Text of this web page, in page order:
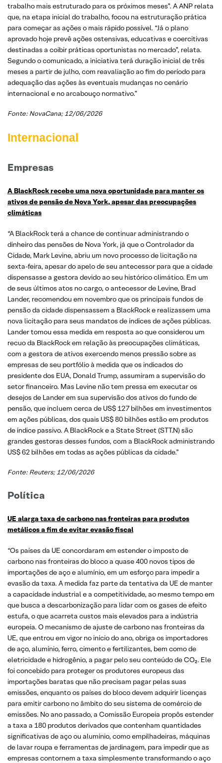
trabalho mais estruturado para os próximos meses”. A ANP relata
que, na etapa inicial do trabalho, focou na estruturação prática
para começar as ações o mais rápido possível. “Já o plano
aprovado hoje prevê ações ostensivas, educativas e coercitivas
destinadas a coibir práticas oportunistas no mercado”, relata.
Segundo o comunicado, a iniciativa terá duração inicial de três
meses a partir de julho, com reavaliação ao fim do período para
adequação das ações às eventuais mudanças no cenário
internacional e no arcabouço normativo.”
Fonte: NovaCana; 12/06/2026
Internacional
Empresas
A BlackRock recebe uma nova oportunidade para manter os
ativos de pensão de Nova York, apesar das preocupações
climáticas
“A BlackRock terá a chance de continuar administrando o
dinheiro das pensões de Nova York, já que o Controlador da
Cidade, Mark Levine, abriu um novo processo de licitação na
sexta-feira, apesar do apelo de seu antecessor para que a cidade
dispensasse a gestora devido ao seu histórico climático. Em um
de seus últimos atos no cargo, o antecessor de Levine, Brad
Lander, recomendou em novembro que os principais fundos de
pensão da cidade dispensassem a BlackRock e realizassem uma
nova licitação para seus mandatos de índices de ações públicas.
Lander tomou essa medida em resposta ao que considerou um
recuo da BlackRock em relação às preocupações climáticas,
com a gestora de ativos exercendo menos pressão sobre as
empresas de seu portfólio à medida que os indicados do
presidente dos EUA, Donald Trump, assumiram a supervisão do
setor financeiro. Mas Levine não tem pressa em executar os
desejos de Lander em sua supervisão dos ativos do fundo de
pensão, que incluem cerca de US$ 127 bilhões em investimentos
em ações públicas, dos quais US$ 80 bilhões estão em produtos
de índice passivo. A BlackRock e a State Street (STT.N) são
grandes gestoras desses fundos, com a BlackRock administrando
US$ 62 bilhões em todas as ações públicas da cidade.”
Fonte: Reuters; 12/06/2026
Política
UE alarga taxa de carbono nas fronteiras para produtos
metálicos a fim de evitar evasão fiscal
“Os países da UE concordaram em estender o imposto de
carbono nas fronteiras do bloco a quase 400 novos tipos de
importações de aço e alumínio, em um esforço para impedir a
evasão da taxa. A medida faz parte da tentativa da UE de manter
a capacidade industrial e a competitividade, ao mesmo tempo em
que busca a descarbonização para lidar com os gases de efeito
estufa, o que acarreta custos mais elevados para a indústria
europeia. O mecanismo de ajuste de carbono nas fronteiras da
UE, que entrou em vigor no início do ano, obriga os importadores
de aço, alumínio, ferro, cimento e fertilizantes, bem como de
eletricidade e hidrogênio, a pagar pelo seu conteúdo de CO₂. Ele
foi concebido para proteger os produtores europeus das
importações baratas que não precisam pagar pelas suas
emissões, enquanto os países do bloco devem adquirir licenças
para emitir carbono no âmbito do seu sistema de comércio de
emissões. No ano passado, a Comissão Europeia propôs estender
a taxa a 180 produtos derivados que contenham quantidades
significativas de aço ou alumínio, como empilhadeiras, máquinas
de lavar roupa e ferramentas de jardinagem, para impedir que as
empresas contornem a taxa simplesmente transformando o aço